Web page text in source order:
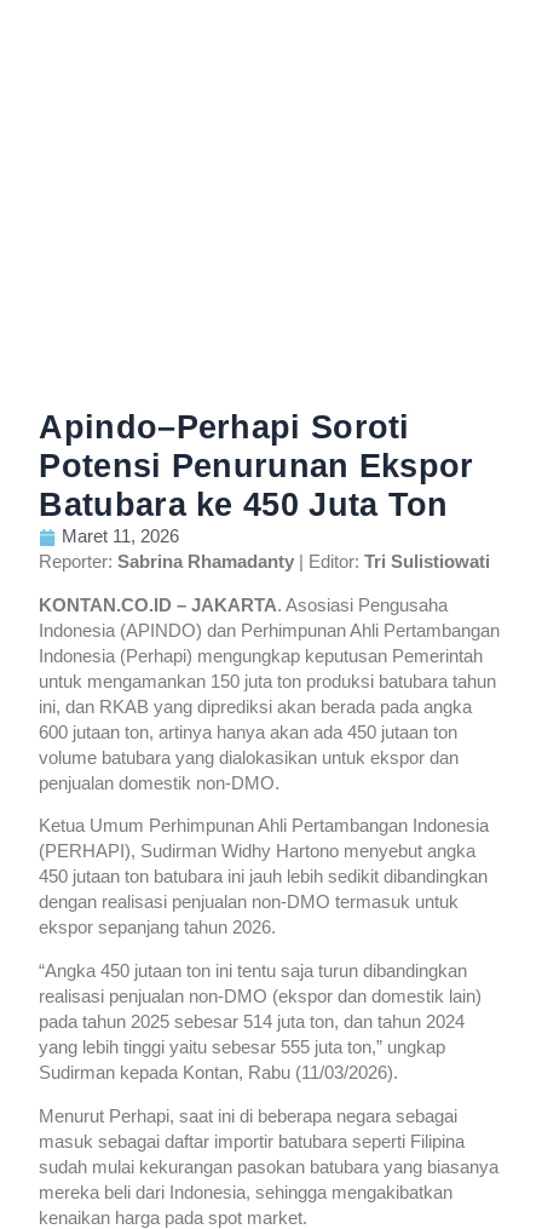
Apindo–Perhapi Soroti
Potensi Penurunan Ekspor
Batubara ke 450 Juta Ton
Maret 11, 2026
Reporter:Sabrina Rhamadanty | Editor:Tri Sulistiowati
KONTAN.CO.ID – JAKARTA. Asosiasi Pengusaha
Indonesia (APINDO) dan Perhimpunan Ahli Pertambangan
Indonesia (Perhapi) mengungkap keputusan Pemerintah
untuk mengamankan 150 juta ton produksi batubara tahun
ini, dan RKAB yang diprediksi akan berada pada angka
600 jutaan ton, artinya hanya akan ada 450 jutaan ton
volume batubara yang dialokasikan untuk ekspor dan
penjualan domestik non-DMO.
Ketua Umum Perhimpunan Ahli Pertambangan Indonesia
(PERHAPI), Sudirman Widhy Hartono menyebut angka
450 jutaan ton batubara ini jauh lebih sedikit dibandingkan
dengan realisasi penjualan non-DMO termasuk untuk
ekspor sepanjang tahun 2026.
“Angka 450 jutaan ton ini tentu saja turun dibandingkan
realisasi penjualan non-DMO (ekspor dan domestik lain)
pada tahun 2025 sebesar 514 juta ton, dan tahun 2024
yang lebih tinggi yaitu sebesar 555 juta ton,” ungkap
Sudirman kepada Kontan, Rabu (11/03/2026).
Menurut Perhapi, saat ini di beberapa negara sebagai
masuk sebagai daftar importir batubara seperti Filipina
sudah mulai kekurangan pasokan batubara yang biasanya
mereka beli dari Indonesia, sehingga mengakibatkan
kenaikan harga pada spot market.